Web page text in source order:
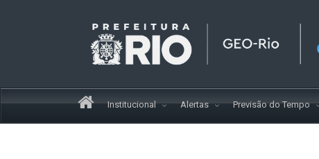
Institucional Alertas Previsão do Tempo